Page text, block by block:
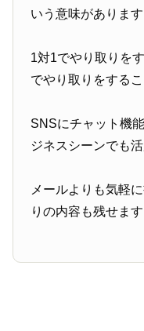
いう意味があります
1対1でやり取りを
でやり取りをするこ
SNSにチャット機
ジネスシーンでも
メールよりも気軽
りの内容も残せます